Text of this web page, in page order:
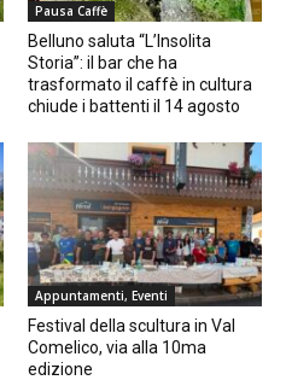
Pausa Caffè
Belluno saluta “L’Insolita
Storia”: il bar che ha
trasformato il caffè in cultura
chiude i battenti il 14 agosto
Appuntamenti, Eventi
Festival della scultura in Val
Comelico, via alla 10ma
edizione